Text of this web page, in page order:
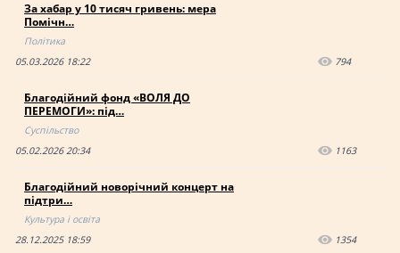
За хабар у 10 тисяч гривень: мера
Помічн…
Політика
05.03.2026 18:22
794
Благодійний фонд «ВОЛЯ ДО
ПЕРЕМОГИ»: під…
Суспільство
05.02.2026 20:34
1163
Благодійний новорічний концерт на
підтри…
Культура і освіта
28.12.2025 18:59
1354